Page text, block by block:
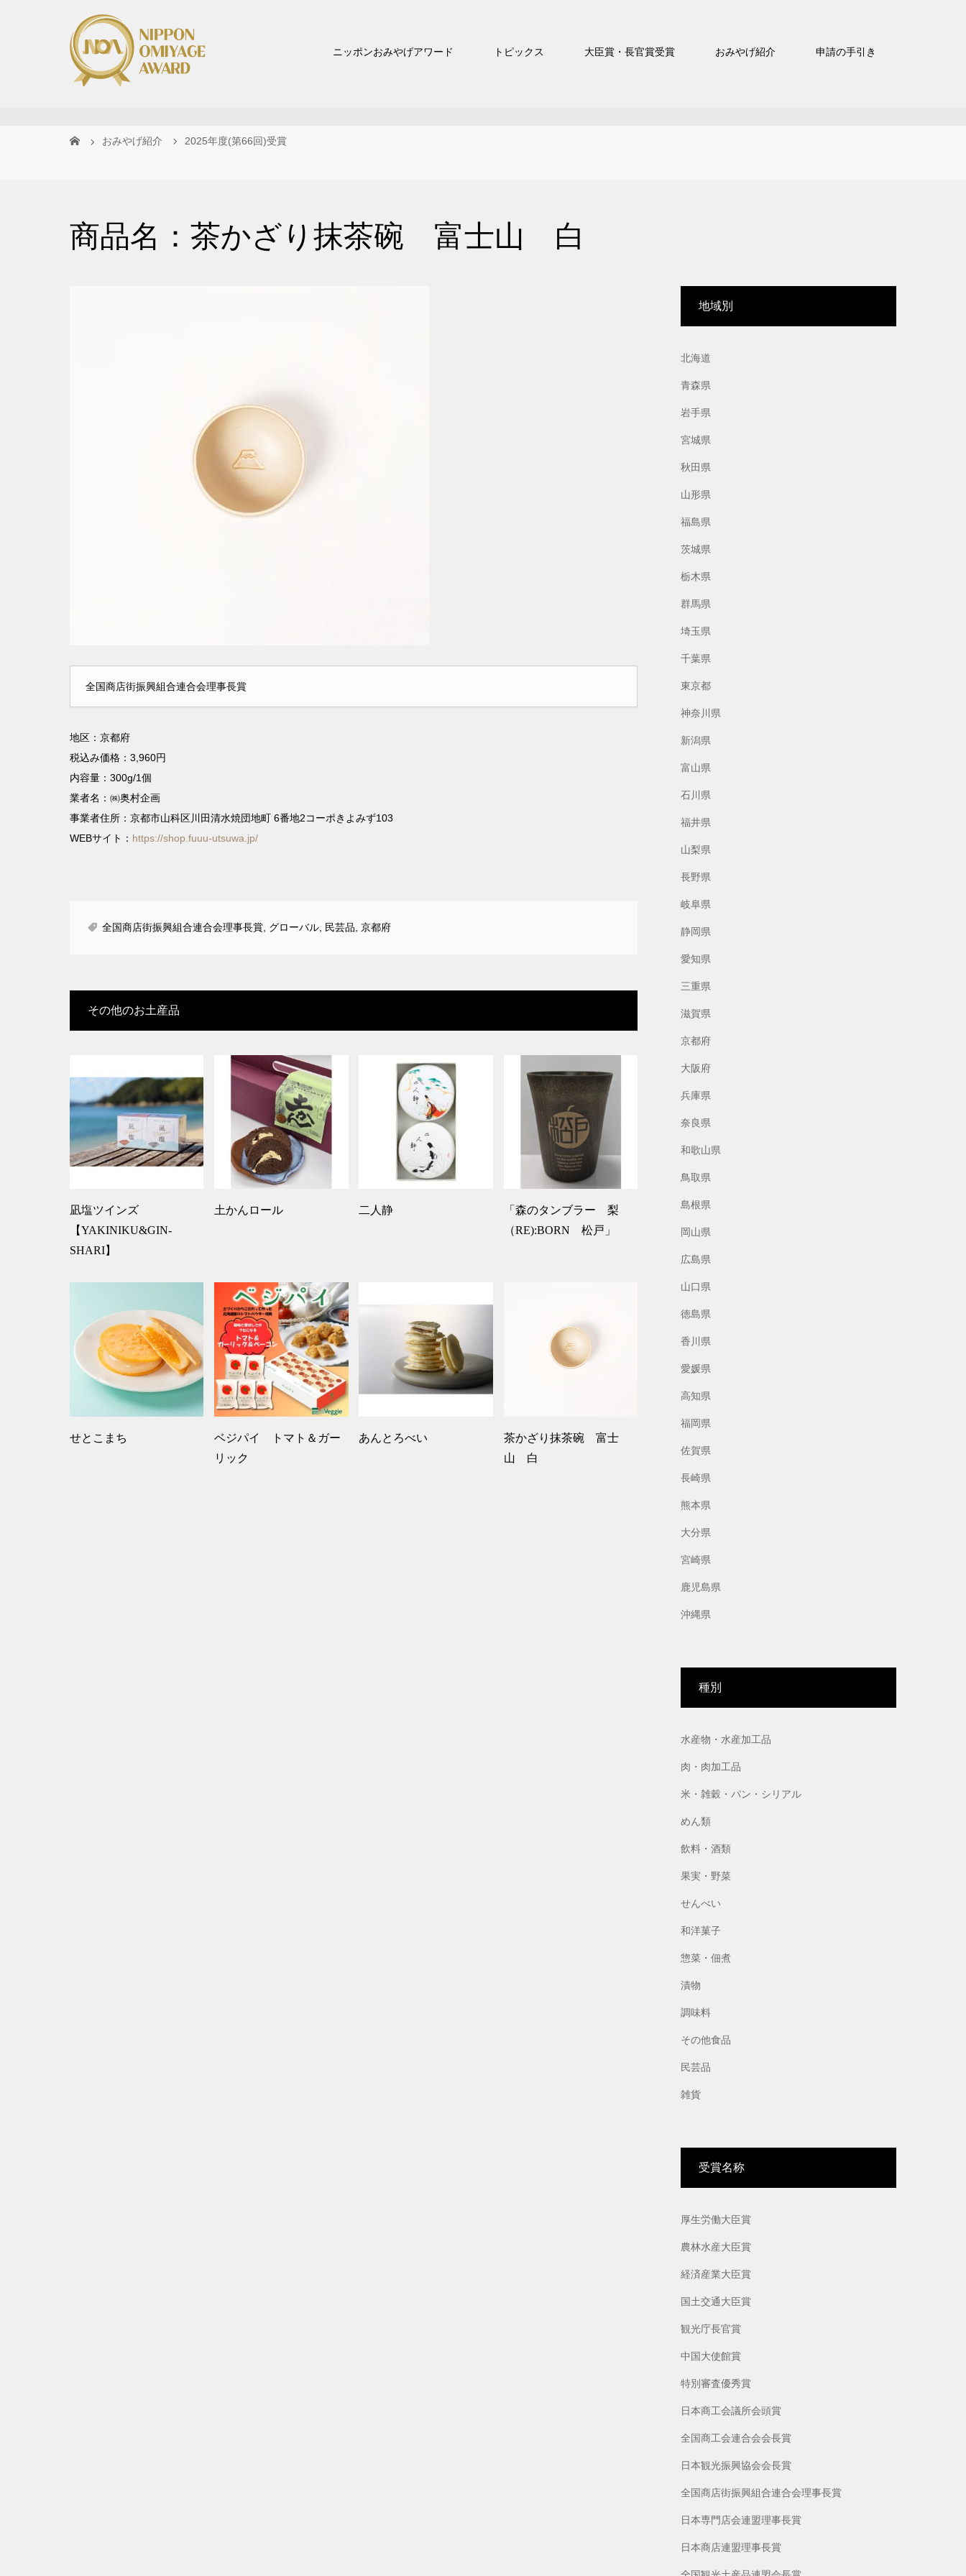
ニッポンおみやげアワード トピックス 大臣賞・長官賞受賞 おみやげ紹介 申請の手引き
おみやげ紹介 2025年度(第66回)受賞
商品名：茶かざり抹茶碗 富士山 白
全国商店街振興組合連合会理事長賞
地区：京都府
税込み価格：3,960円
内容量：300g/1個
業者名：㈱奥村企画
事業者住所：京都市山科区川田清水焼団地町 6番地2コーポきよみず103
WEBサイト： https://shop.fuuu-utsuwa.jp/
全国商店街振興組合連合会理事長賞 グローバル 民芸品 京都府
その他のお土産品
凪塩ツインズ
【YAKINIKU&GIN-
SHARI】
土かんロール 二人静
「森のタンブラー 梨
（RE):BORN 松戸」
せとこまち
ベジパイ トマト＆ガー
リック
あんとろべい
茶かざり抹茶碗 富士
山 白
地域別
北海道
青森県
岩手県
宮城県
秋田県
山形県
福島県
茨城県
栃木県
群馬県
埼玉県
千葉県
東京都
神奈川県
新潟県
富山県
石川県
福井県
山梨県
長野県
岐阜県
静岡県
愛知県
三重県
滋賀県
京都府
大阪府
兵庫県
奈良県
和歌山県
鳥取県
島根県
岡山県
広島県
山口県
徳島県
香川県
愛媛県
高知県
福岡県
佐賀県
長崎県
熊本県
大分県
宮崎県
鹿児島県
沖縄県
種別
水産物・水産加工品
肉・肉加工品
米・雑穀・パン・シリアル
めん類
飲料・酒類
果実・野菜
せんべい
和洋菓子
惣菜・佃煮
漬物
調味料
その他食品
民芸品
雑貨
受賞名称
厚生労働大臣賞
農林水産大臣賞
経済産業大臣賞
国土交通大臣賞
観光庁長官賞
中国大使館賞
特別審査優秀賞
日本商工会議所会頭賞
全国商工会連合会会長賞
日本観光振興協会会長賞
全国商店街振興組合連合会理事長賞
日本専門店会連盟理事長賞
日本商店連盟理事長賞